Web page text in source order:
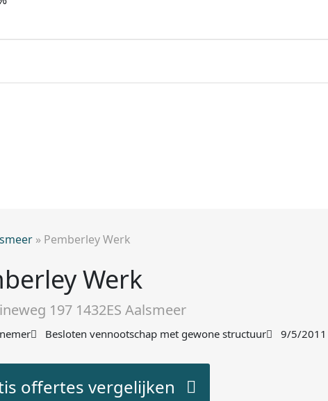
» Pemberley Werk
Werk
197 1432ES Aalsmeer
Besloten vennootschap met gewone structuur 9/5/2011
offertes vergelijken